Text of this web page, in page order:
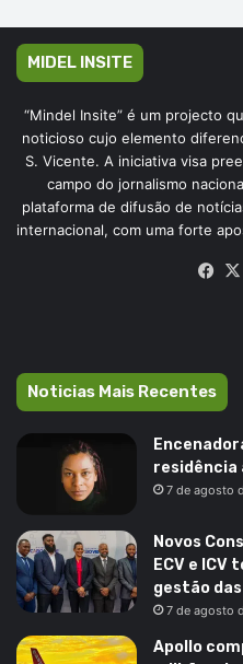
MIDEL INSITE
“Mindel Insite” é um projecto
noticioso cujo elemento
S. Vicente. A iniciativa visa
campo do jornalismo
plataforma de difusão de
internacional, com uma forte
Noticias Mais Recentes
residência
7 de agosto
Novos
ECV e
gestão
7 de agosto
Apollo